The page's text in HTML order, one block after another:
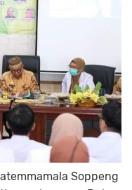
Soppeng